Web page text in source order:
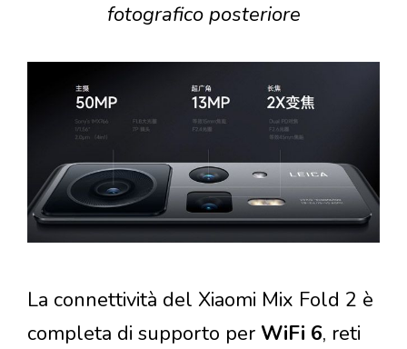
fotografico posteriore
La connettività del Xiaomi Mix Fold 2 è
completa di supporto per WiFi 6, reti